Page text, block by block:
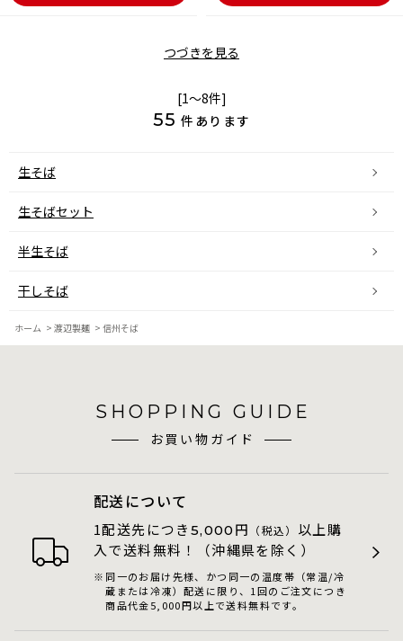
つづきを見る
[1～8件]
55 件あります
生そば
生そばセット
半生そば
干しそば
ホーム > 渡辺製麺 > 信州そば
SHOPPING GUIDE
お買い物ガイド
配送について
1配送先につき 5,000 円 （税込） 以上購
入で送料無料！（沖縄県を除く）
同一のお届け先様、かつ同一の温度帯（常温/冷
蔵または冷凍）配送に限り、1回のご注文につき
商品代金5,000円以上で送料無料です。